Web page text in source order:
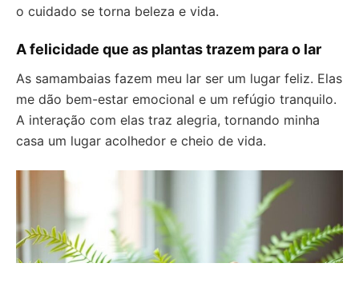
o cuidado se torna beleza e vida.
A felicidade que as plantas trazem para o lar
As samambaias fazem meu lar ser um lugar feliz. Elas
me dão bem-estar emocional e um refúgio tranquilo.
A interação com elas traz alegria, tornando minha
casa um lugar acolhedor e cheio de vida.